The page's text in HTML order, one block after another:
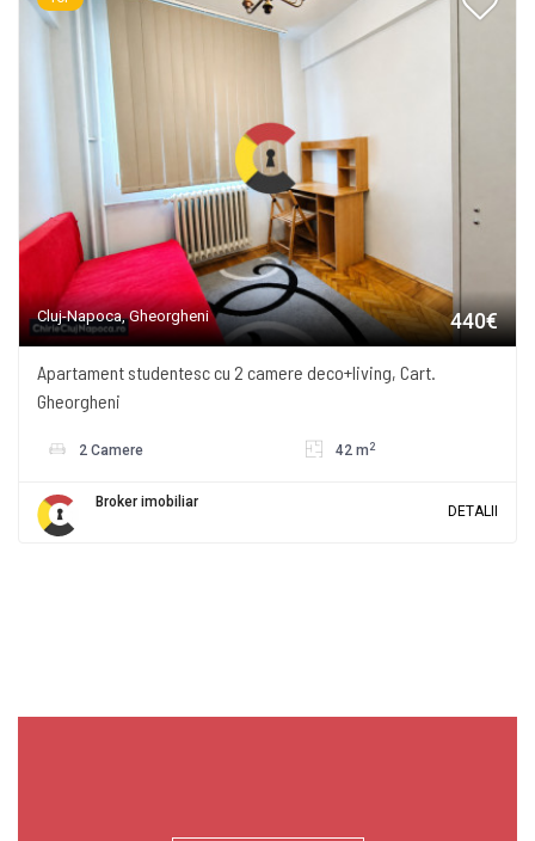
Cluj-Napoca, Gheorgheni 440€
Apartament studentesc cu 2 camere deco+living, Cart.
Gheorgheni
2 Camere 42 m 2
Broker imobiliar
DETALII